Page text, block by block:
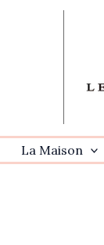
La Maison